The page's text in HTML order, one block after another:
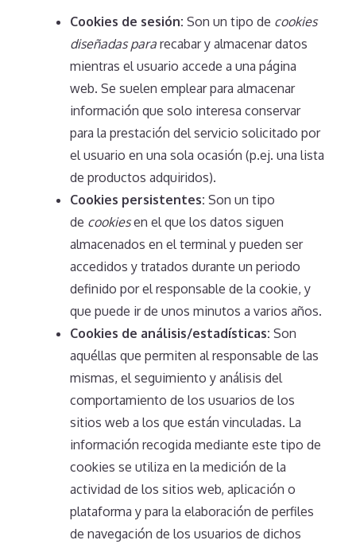
Cookies de sesión: Son un tipo de cookies
diseñadas para recabar y almacenar datos
mientras el usuario accede a una página
web. Se suelen emplear para almacenar
información que solo interesa conservar
para la prestación del servicio solicitado por
el usuario en una sola ocasión (p.ej. una lista
de productos adquiridos).
Cookies persistentes: Son un tipo
de cookiesen el que los datos siguen
almacenados en el terminal y pueden ser
accedidos y tratados durante un periodo
definido por el responsable de la cookie, y
que puede ir de unos minutos a varios años.
Cookies de análisis/estadísticas: Son
aquéllas que permiten al responsable de las
mismas, el seguimiento y análisis del
comportamiento de los usuarios de los
sitios web a los que están vinculadas. La
información recogida mediante este tipo de
cookies se utiliza en la medición de la
actividad de los sitios web, aplicación o
plataforma y para la elaboración de perfiles
de navegación de los usuarios de dichos